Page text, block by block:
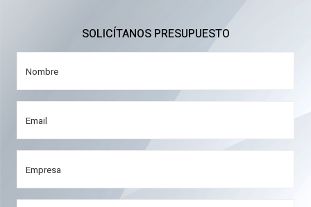
SOLICÍTANOS PRESUPUESTO